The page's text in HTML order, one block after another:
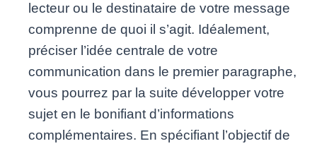
lecteur ou le destinataire de votre message
comprenne de quoi il s’agit. Idéalement,
préciser l’idée centrale de votre
communication dans le premier paragraphe,
vous pourrez par la suite développer votre
sujet en le bonifiant d’informations
complémentaires. En spécifiant l’objectif de